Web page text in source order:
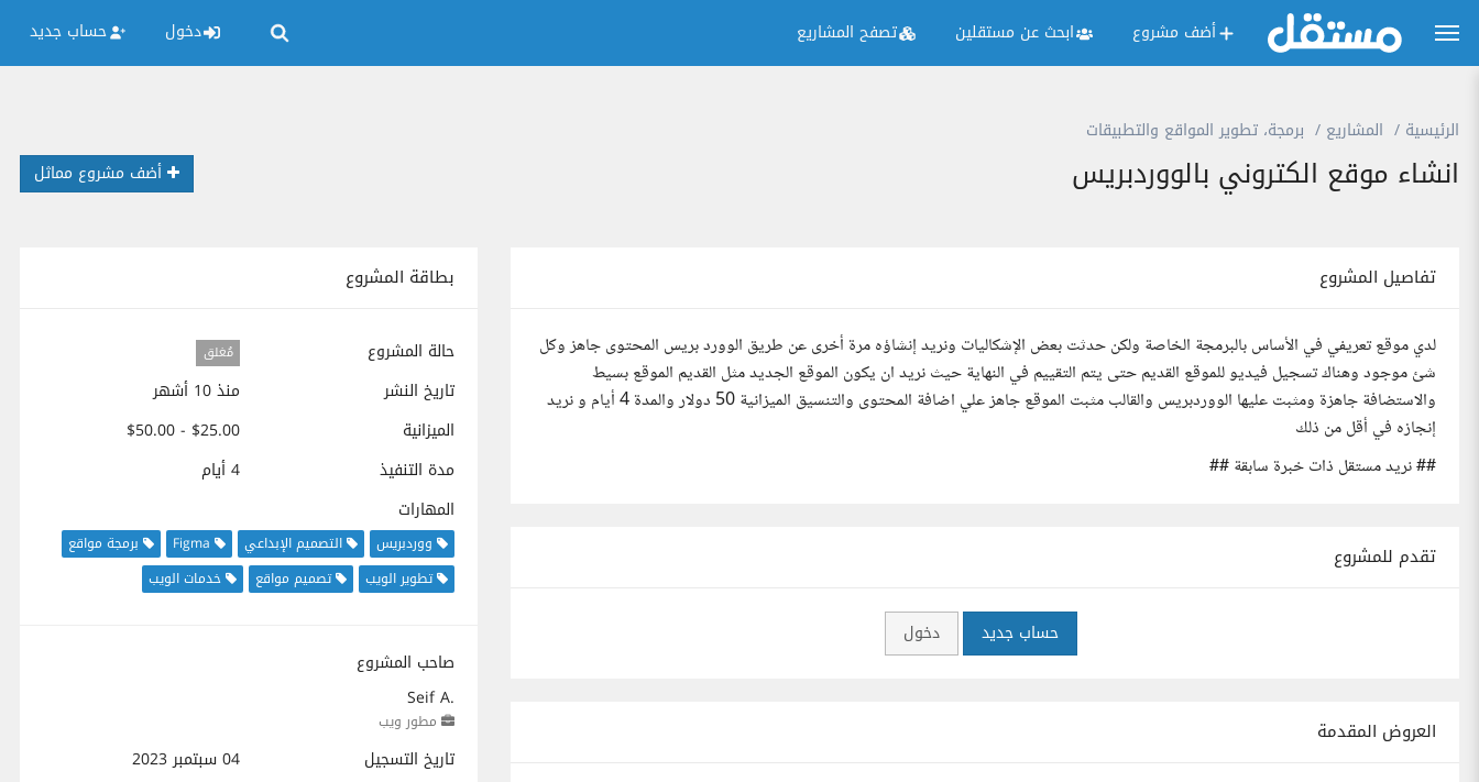
أضف مشروع ابحث عن مستقلين تصفح المشاريع دخول حساب جديد
الرئيسية المشاريع برمجة، تطوير المواقع والتطبيقات
انشاء موقع الكتروني بالووردبريس أضف مشروع مماثل
بطاقة المشروع
حالة المشروع مُغلق
تاريخ النشر
منذ 10 أشهر
الميزانية
$25.00 - $50.00
مدة التنفيذ
4 أيام
المهارات
ووردبريس التصميم الإبداعي Figma
برمجة مواقع
تطوير الويب
تصميم مواقع خدمات الويب
صاحب المشروع
Seif A.
مطور ويب
تاريخ التسجيل
04 سبتمبر 2023
تفاصيل المشروع
لدي موقع تعريفي في الأساس بالبرمجة الخاصة ولكن حدثت بعض الإشكاليات ونريد إنشاؤه مرة أخرى عن طريق الوورد بريس المحتوى جاهز وكل
شئ موجود وهناك تسجيل فيديو للموقع القديم حتى يتم التقييم في النهاية حيث نريد ان يكون الموقع الجديد مثل القديم الموقع بسيط
والاستضافة جاهزة ومثبت عليها الووردبريس والقالب مثبت الموقع جاهز علي اضافة المحتوى والتنسيق الميزانية 50 دولار والمدة 4 أيام و نريد
إنجازه في أقل من ذلك
## نريد مستقل ذات خبرة سابقة ##
تقدم للمشروع
حساب جديد دخول
العروض المقدمة